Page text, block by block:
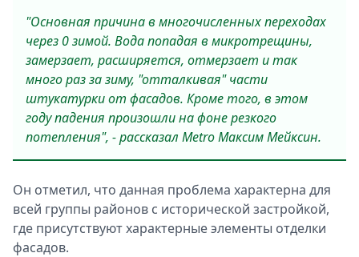
"Основная причина в многочисленных переходах
через 0 зимой. Вода попадая в микротрещины,
замерзает, расширяется, отмерзает и так
много раз за зиму, "отталкивая" части
штукатурки от фасадов. Кроме того, в этом
году падения произошли на фоне резкого
потепления", - рассказал Metro Максим Мейксин.
Он отметил, что данная проблема характерна для
всей группы районов с исторической застройкой,
где присутствуют характерные элементы отделки
фасадов.